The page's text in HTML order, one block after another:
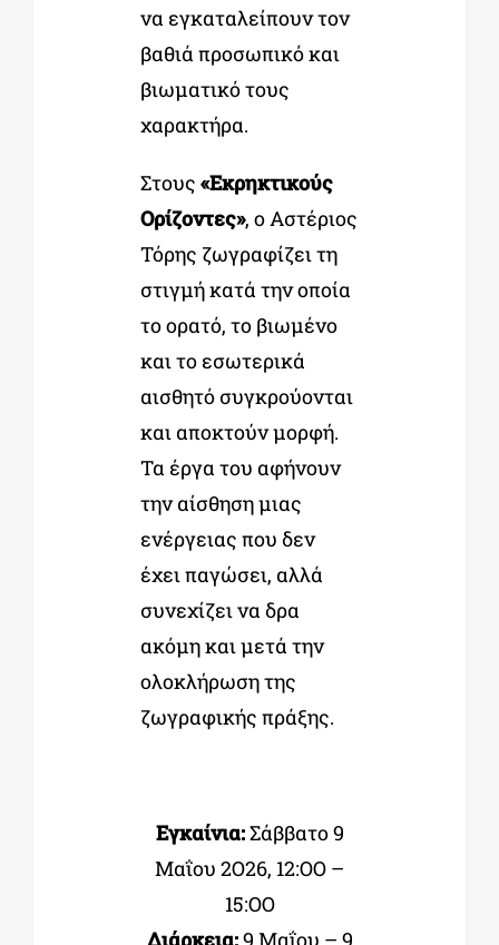
να εγκαταλείπουν τον
βαθιά προσωπικό και
βιωματικό τους
χαρακτήρα.
Στους «Εκρηκτικούς
Ορίζοντες», ο Αστέριος
Τόρης ζωγραφίζει τη
στιγμή κατά την οποία
το ορατό, το βιωμένο
και το εσωτερικά
αισθητό συγκρούονται
και αποκτούν μορφή.
Τα έργα του αφήνουν
την αίσθηση μιας
ενέργειας που δεν
έχει παγώσει, αλλά
συνεχίζει να δρα
ακόμη και μετά την
ολοκλήρωση της
ζωγραφικής πράξης.
Εγκαίνια:Σάββατο 9
Μαΐου 2Ο26, 12:ΟΟ –
15:ΟΟ
Διάρκεια:9 Μαΐου – 9